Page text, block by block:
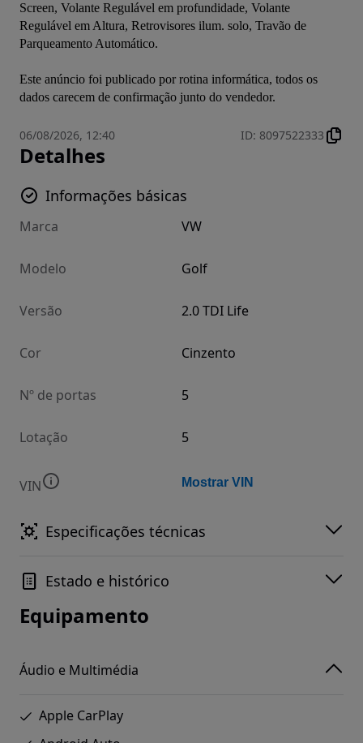
Screen, Volante Regulável em profundidade, Volante
Regulável em Altura, Retrovisores ilum. solo, Travão de
Parqueamento Automático.
Este anúncio foi publicado por rotina informática, todos os
dados carecem de confirmação junto do vendedor.
06/08/2026, 12:40 ID: 8097522333
Detalhes
Informações básicas
Marca VW
Modelo Golf
Versão 2.0 TDI Life
Cor Cinzento
Nº de portas 5
Lotação 5
VIN Mostrar VIN
Especificações técnicas
Estado e histórico
Equipamento
Áudio e Multimédia
Apple CarPlay